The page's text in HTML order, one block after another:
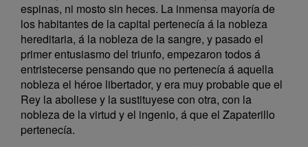
espinas, ni mosto sin heces. La inmensa mayoría de
los habitantes de la capital pertenecía á la nobleza
hereditaria, á la nobleza de la sangre, y pasado el
primer entusiasmo del triunfo, empezaron todos á
entristecerse pensando que no pertenecía á aquella
nobleza el héroe libertador, y era muy probable que el
Rey la aboliese y la sustituyese con otra, con la
nobleza de la virtud y el ingenio, á que el Zapaterillo
pertenecía.